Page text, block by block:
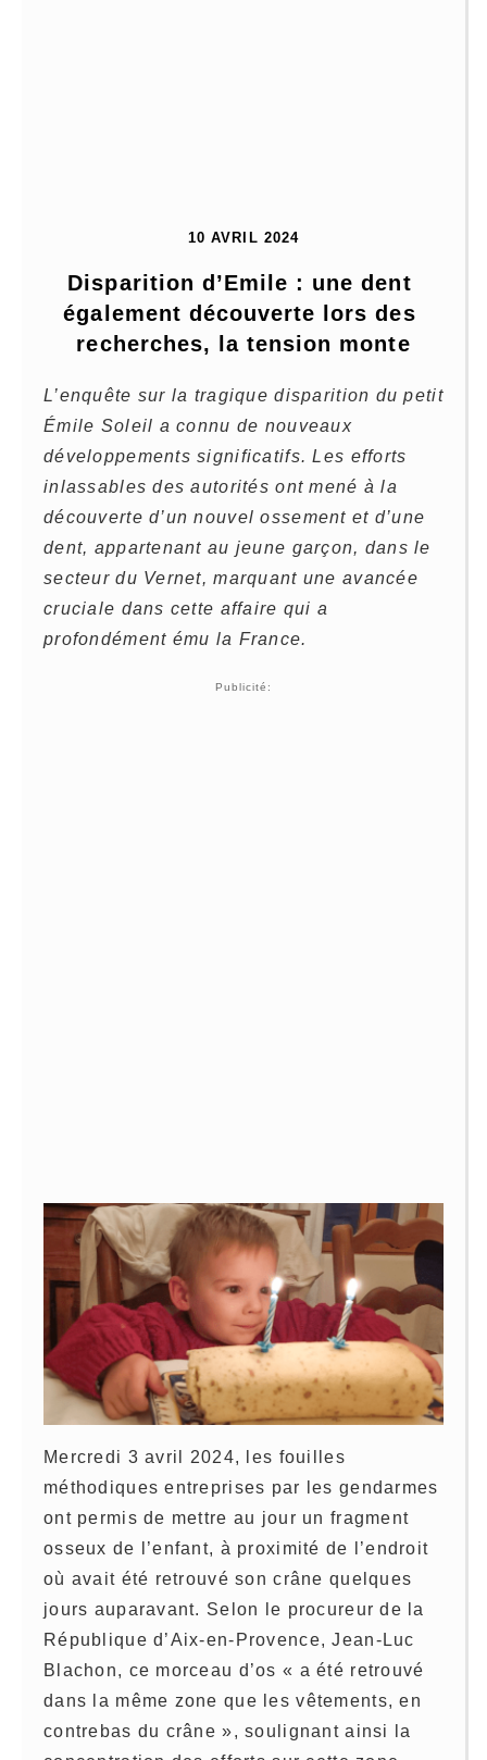
10 AVRIL 2024
Disparition d’Emile : une dent
également découverte lors des
recherches, la tension monte
L’enquête sur la tragique disparition du petit
Émile Soleil a connu de nouveaux
développements significatifs. Les efforts
inlassables des autorités ont mené à la
découverte d’un nouvel ossement et d’une
dent, appartenant au jeune garçon, dans le
secteur du Vernet, marquant une avancée
cruciale dans cette affaire qui a
profondément ému la France.
Publicité:
Mercredi 3 avril 2024, les fouilles
méthodiques entreprises par les gendarmes
ont permis de mettre au jour un fragment
osseux de l’enfant, à proximité de l’endroit
où avait été retrouvé son crâne quelques
jours auparavant. Selon le procureur de la
République d’Aix-en-Provence, Jean-Luc
Blachon, ce morceau d’os « a été retrouvé
dans la même zone que les vêtements, en
contrebas du crâne », soulignant ainsi la